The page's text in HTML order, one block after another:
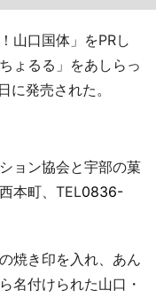
山口国体」をPRし
ょるる」をあしらっ
発売された。
ョン協会と宇部の菓
本町、TEL0836-
焼き印を入れ、あん
名付けられた山口・